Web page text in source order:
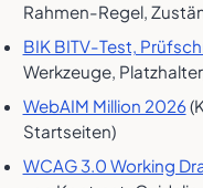
Rahmen-Regel,
BIK BITV-Test,
Werkzeuge,
WebAIM Million 2026
Startseiten)
WCAG 3.0 Working